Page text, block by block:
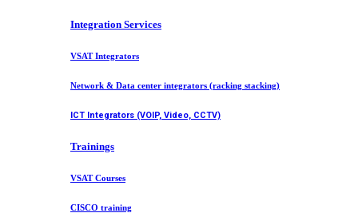
Integration Services
VSAT Integrators
Network & Data center integrators (racking stacking)
ICT Integrators (VOIP, Video, CCTV)
Trainings
VSAT Courses
CISCO training